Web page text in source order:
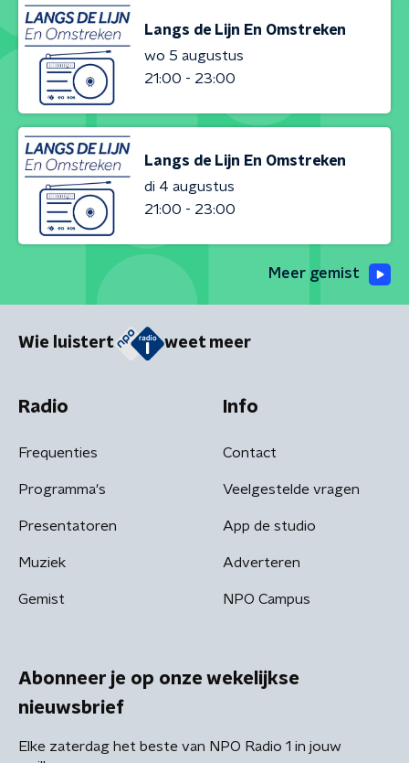
Langs de Lijn En Omstreken
wo 5 augustus
21:00 - 23:00
Langs de Lijn En Omstreken
di 4 augustus
21:00 - 23:00
Meer gemist
Wie luistert weet meer
Radio
Frequenties
Programma's
Presentatoren
Muziek
Gemist
Info
Contact
Veelgestelde vragen
App de studio
Adverteren
NPO Campus
Abonneer je op onze wekelijkse
nieuwsbrief
Elke zaterdag het beste van NPO Radio 1 in jouw